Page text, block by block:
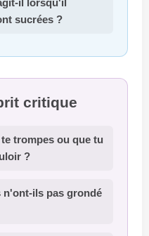
sucrées ?
critique
trompes ou que tu
?
n'ont-ils pas grondé